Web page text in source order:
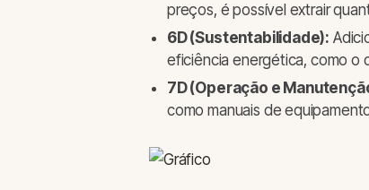
preços, é possível extrair
6D (Sustentabilidade):
eficiência energética, como o
7D (Operação e
como manuais de